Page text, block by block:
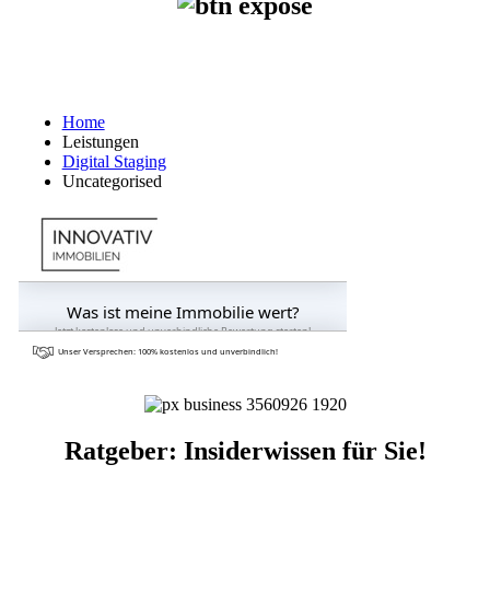
Home
Leistungen
Digital Staging
Uncategorised
Ratgeber: Insiderwissen für Sie!